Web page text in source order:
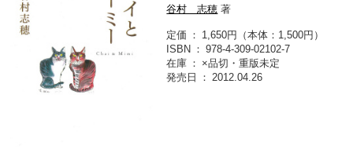
谷村 志穂 著
定価
1,650円（本体：1,500円）
ISBN
978-4-309-02102-7
在庫
×品切・重版未定
発売日
2012.04.26